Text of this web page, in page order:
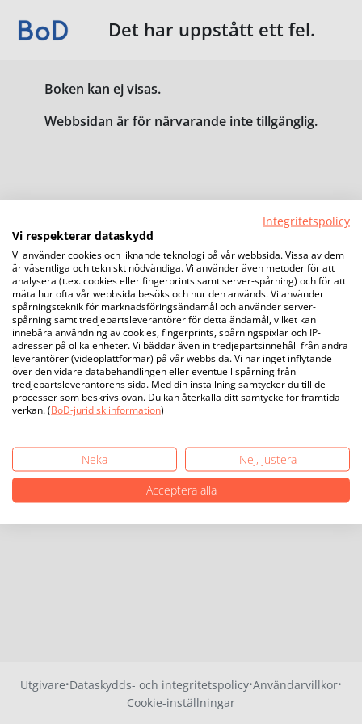
Det har uppstått ett fel.
Boken kan ej visas.
Webbsidan är för närvarande inte tillgänglig.
Utgivare·Dataskydds- och integritetspolicy·Användarvillkor·
Cookie-inställningar
Integritetspolicy
Vi respekterar dataskydd
Vi använder cookies och liknande teknologi på vår webbsida. Vissa av dem
är väsentliga och tekniskt nödvändiga. Vi använder även metoder för att
analysera (t.ex. cookies eller fingerprints samt server-spårning) och för att
mäta hur ofta vår webbsida besöks och hur den används. Vi använder
spårningsteknik för marknadsföringsändamål och använder server-
spårning samt tredjepartsleverantörer för detta ändamål, vilket kan
innebära användning av cookies, fingerprints, spårningspixlar och IP-
adresser på olika enheter. Vi bäddar även in tredjepartsinnehåll från andra
leverantörer (videoplattformar) på vår webbsida. Vi har inget inflytande
över den vidare databehandlingen eller eventuell spårning från
tredjepartsleverantörens sida. Med din inställning samtycker du till de
processer som beskrivs ovan. Du kan återkalla ditt samtycke för framtida
verkan. (BoD-juridisk information)
Neka
Nej, justera
Acceptera alla